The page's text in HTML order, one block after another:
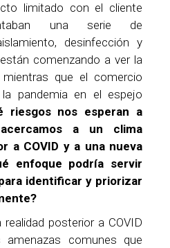
limitado con el cliente
una serie de
desinfección y
comenzando a ver la
que el comercio
pandemia en el espejo
riesgos nos esperan a
a un clima
a COVID y a una nueva
enfoque podría servir
identificar y priorizar
posterior a COVID
amenazas comunes que